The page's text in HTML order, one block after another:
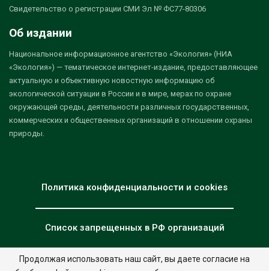
Свидетельство о регистрации СМИ Эл № ФС77-80306
Об издании
Национальное информационное агентство «Экология» (НИА
«Экология») — тематическое интернет-издание, предоставляющее
актуальную и объективную новостную информацию об
экологической ситуации в России и в мире, мерах по охране
окружающей среды, деятельности различных государственных,
коммерческих и общественных организаций в отношении охраны
природы.
Политика конфиденциальности и cookies
Список запрещенных в РФ организаций
Продолжая использовать наш сайт, вы даете согласие на